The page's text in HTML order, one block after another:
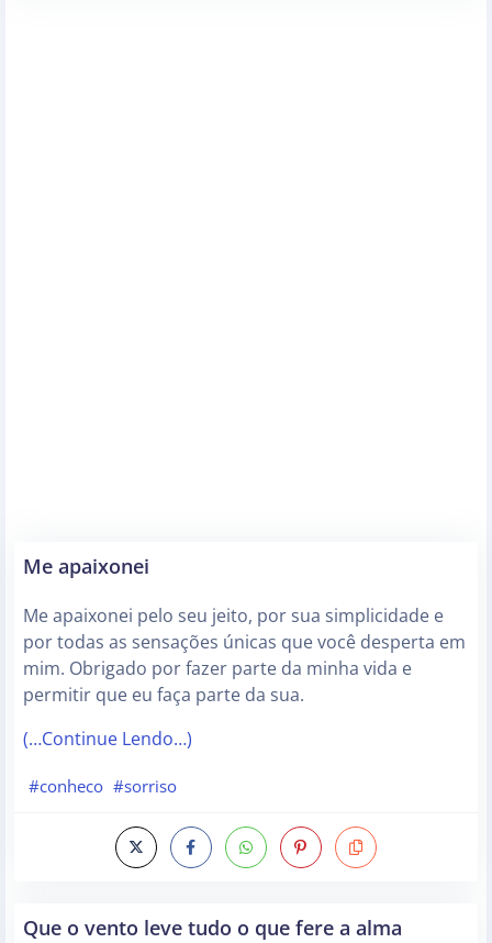
Me apaixonei
Me apaixonei pelo seu jeito, por sua simplicidade e
por todas as sensações únicas que você desperta em
mim. Obrigado por fazer parte da minha vida e
permitir que eu faça parte da sua.
(…Continue Lendo…)
#conheco #sorriso
Que o vento leve tudo o que fere a alma